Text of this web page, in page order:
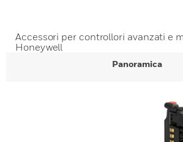
Accessori per controllori avanzati e
Honeywell
Panoramica